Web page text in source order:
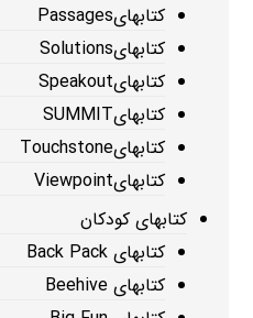
کتابهایPassages
کتابهایSolutions
کتابهایSpeakout
کتابهایSUMMIT
کتابهایTouchstone
کتابهایViewpoint
کتابهای کودکان
کتابهای Back Pack
کتابهای Beehive